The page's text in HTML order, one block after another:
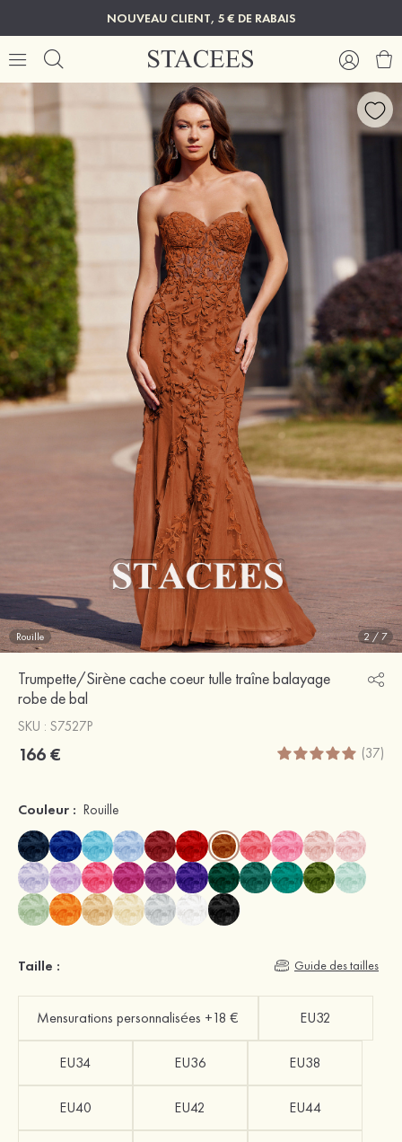
NOUVEAU CLIENT, 5 € DE RABAIS
Rouille 2/7
Trumpette/Sirène cache coeur tulle traîne balayage
robe de bal
SKU : S7527P
166 € (37)
Couleur : Rouille
Taille : Guide des tailles
Mensurations personnalisées +18 € EU32
EU34 EU36 EU38
EU40 EU42 EU44